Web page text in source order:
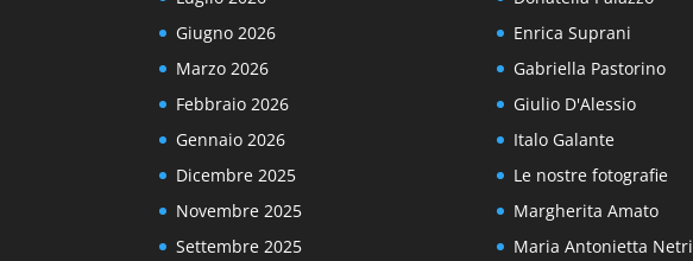
Giugno 2026
Marzo 2026
Febbraio 2026
Gennaio 2026
Dicembre 2025
Novembre 2025
Settembre 2025
Enrica Suprani
Gabriella Pastorino
Giulio D'Alessio
Italo Galante
Le nostre fotografie
Margherita Amato
Maria Antonietta Netri